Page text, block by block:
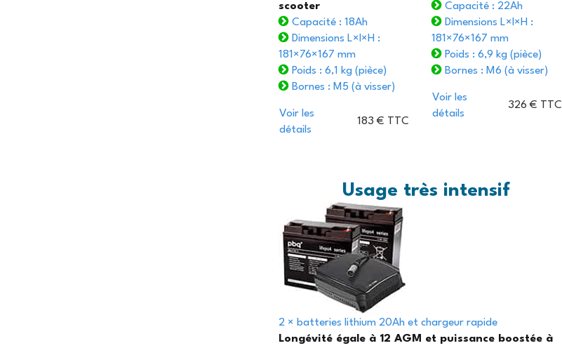
scooter
Capacité : 18Ah
Dimensions L×l×H :
181×76×167 mm
Poids : 6,1 kg (pièce)
Bornes : M5 (à visser)
Voir les
détails
183 € TTC
Capacité : 22Ah
Dimensions L×l×H :
181×76×167 mm
Poids : 6,9 kg (pièce)
Bornes : M6 (à visser)
Voir les
détails
326 € TTC
Usage très intensif
2 × batteries lithium 20Ah et chargeur rapide
Longévité égale à 12 AGM et puissance boostée à